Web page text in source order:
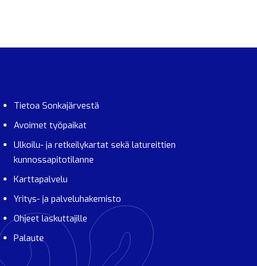
Tietoa Sonkajärvestä
Avoimet työpaikat
Ulkoilu- ja retkeilykartat sekä latureittien
kunnossapitotilanne
Karttapalvelu
Yritys- ja palveluhakemisto
Ohjeet laskuttajille
Palaute